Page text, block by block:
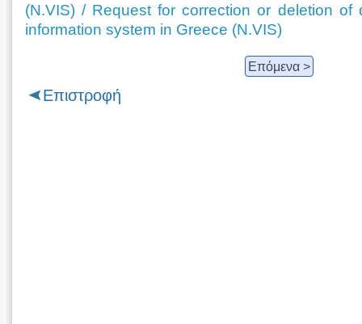
(N.VIS) / Request for correction or deletion
information system in Greece (N.VIS)
Επόμενα >
Επιστροφή